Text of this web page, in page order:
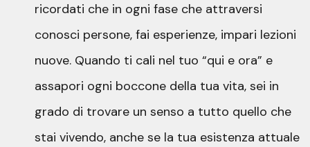
ricordati che in ogni fase che attraversi
conosci persone, fai esperienze, impari lezioni
nuove. Quando ti cali nel tuo “qui e ora” e
assapori ogni boccone della tua vita, sei in
grado di trovare un senso a tutto quello che
stai vivendo, anche se la tua esistenza attuale